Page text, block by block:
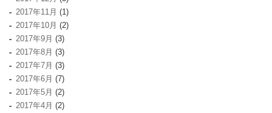
2017年11月 (1)
2017年10月 (2)
2017年9月 (3)
2017年8月 (3)
2017年7月 (3)
2017年6月 (7)
2017年5月 (2)
2017年4月 (2)